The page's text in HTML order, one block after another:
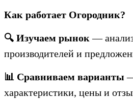
Как работает Огородник?
🔍 Изучаем рынок —
производителей и
📊 Сравниваем варианты
характеристики, цены и